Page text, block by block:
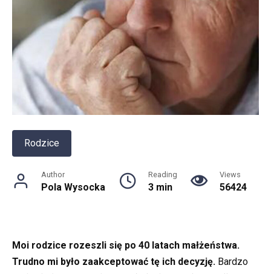
Rodzice
Author
Pola Wysocka
Reading
3 min
Views
56424
Moi rodzice rozeszli się po 40 latach małżeństwa.
Trudno mi było zaakceptować tę ich decyzję. Bardzo